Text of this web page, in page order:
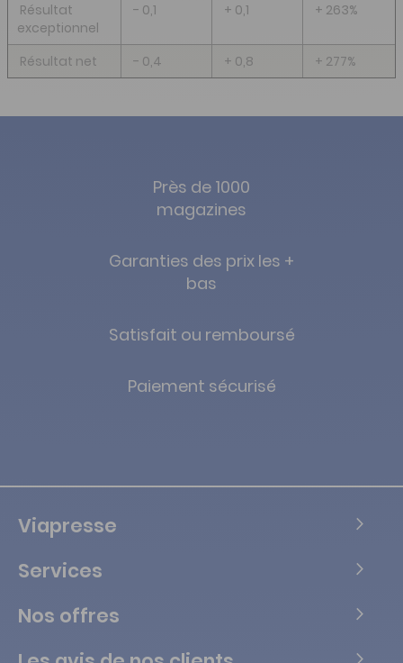
Résultat
exceptionnel
- 0,1 + 0,1 + 263%
Résultat net - 0,4 + 0,8 + 277%
Près de 1000
magazines
Garanties des prix les +
bas
Satisfait ou remboursé
Paiement sécurisé
Viapresse
Services
Nos offres